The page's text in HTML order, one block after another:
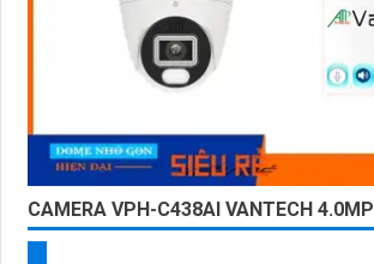
CAMERA VPH-C438AI VANTECH 4.0MP